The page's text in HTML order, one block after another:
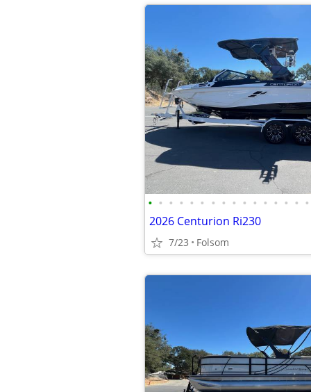
• • • • • • • • • • • • • • • •
2026 Centurion Ri230
7/23 Folsom